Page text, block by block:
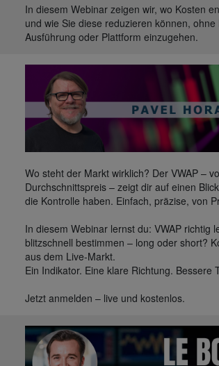
In diesem Webinar zeigen wir, wo Kosten
und wie Sie diese reduzieren können,
Ausführung oder Plattform einzugehen.
Wo steht der Markt wirklich? Der VWAP –
Durchschnittspreis – zeigt dir auf einen
die Kontrolle haben. Einfach, präzise, von
In diesem Webinar lernst du: VWAP richtig
blitzschnell bestimmen – long oder short?
aus dem Live-Markt.
Ein Indikator. Eine klare Richtung. Bessere
Jetzt anmelden – live und kostenlos.